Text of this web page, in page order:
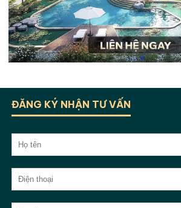
ĐĂNG KÝ NHẬN TƯ VẤN